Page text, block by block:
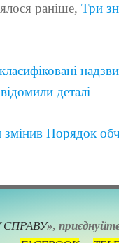
раніше, Три
деталі
змінив Порядок
»,